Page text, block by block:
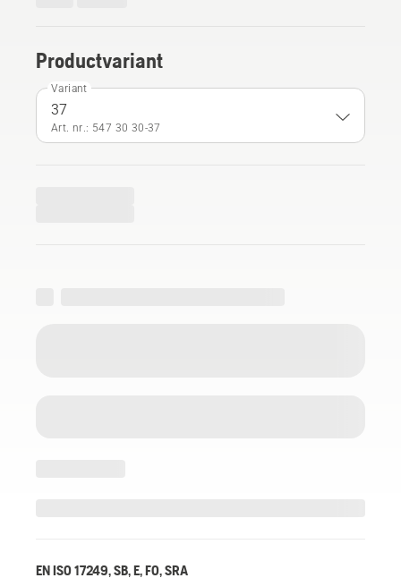
Productvariant
Variant
37
Art. nr.: 547 30 30‑37
EN ISO 17249, SB, E, FO, SRA